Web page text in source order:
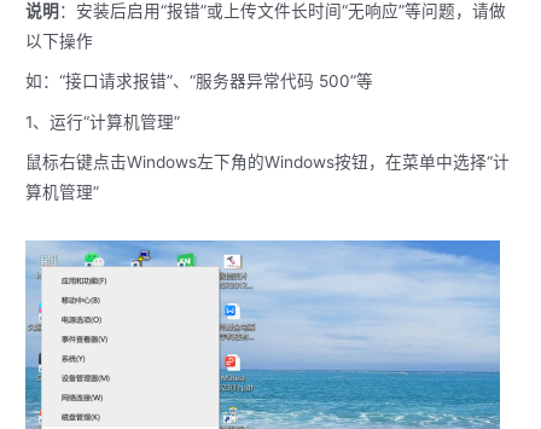
说明 ：安装后启用“报错”或上传文件长时间“无响应”等问题，请做
以下操作
如：“接口请求报错”、“服务器异常代码 500”等
1、运行“计算机管理”
鼠标右键点击Windows左下角的Windows按钮，在菜单中选择“计
算机管理”